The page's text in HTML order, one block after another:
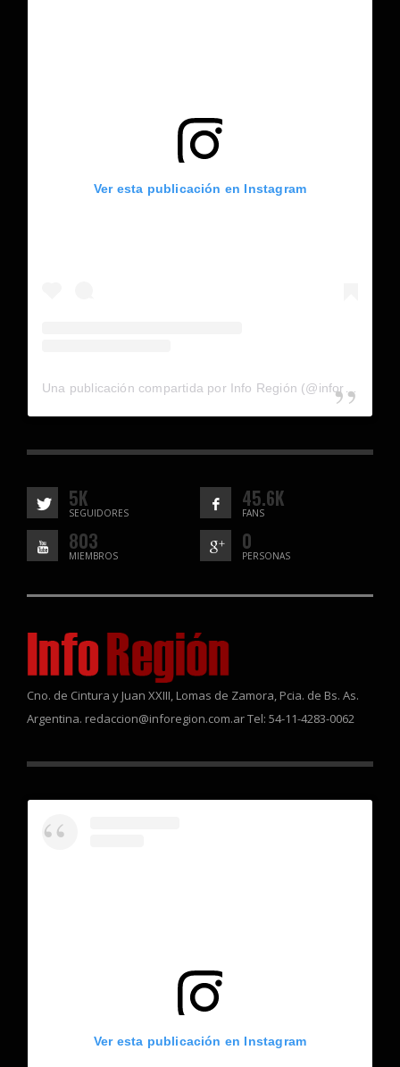
Ver esta publicación en Instagram
5K
SEGUIDORES
45.6K
FANS
803
MIEMBROS
0
PERSONAS
Cno. de Cintura y Juan XXIII, Lomas de Zamora, Pcia. de Bs. As.
Argentina. redaccion@inforegion.com.ar Tel: 54-11-4283-0062
Ver esta publicación en Instagram